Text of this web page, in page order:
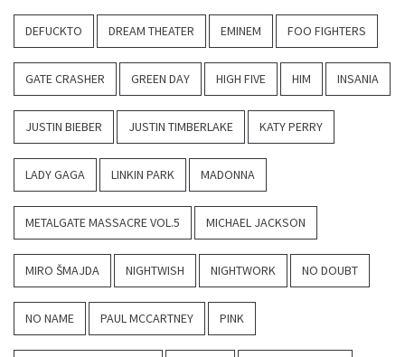
DEFUCKTO DREAM THEATER EMINEM FOO FIGHTERS
GATE CRASHER GREEN DAY HIGH FIVE HIM INSANIA
JUSTIN BIEBER JUSTIN TIMBERLAKE KATY PERRY
LADY GAGA LINKIN PARK MADONNA
METALGATE MASSACRE VOL.5 MICHAEL JACKSON
MIRO ŠMAJDA NIGHTWISH NIGHTWORK NO DOUBT
NO NAME PAUL MCCARTNEY PINK